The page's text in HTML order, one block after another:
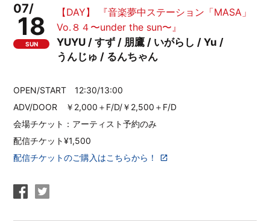
07/
18
SUN
【DAY】 『音楽夢中ステーション「MASA」
Vo.８４〜under the sun〜』
YUYU / すず / 朋鷹 / いがらし / Yu /
うんじゅ / るんちゃん
OPEN/START 12:30/13:00
ADV/DOOR ￥2,000＋F/D/￥2,500＋F/D
会場チケット：アーティスト予約のみ
配信チケット¥1,500
配信チケットのご購入はこちらから！